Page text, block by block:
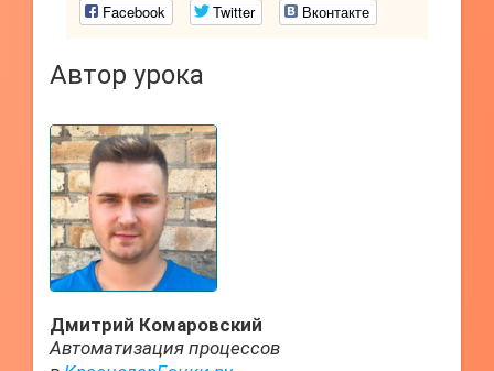
Facebook Twitter Вконтакте
Автор урока
Дмитрий Комаровский
Автоматизация процессов